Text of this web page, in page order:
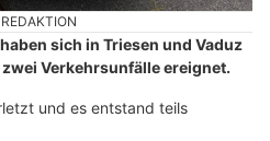
sich in Triesen und Vaduz
Verkehrsunfälle ereignet.
und es entstand teils